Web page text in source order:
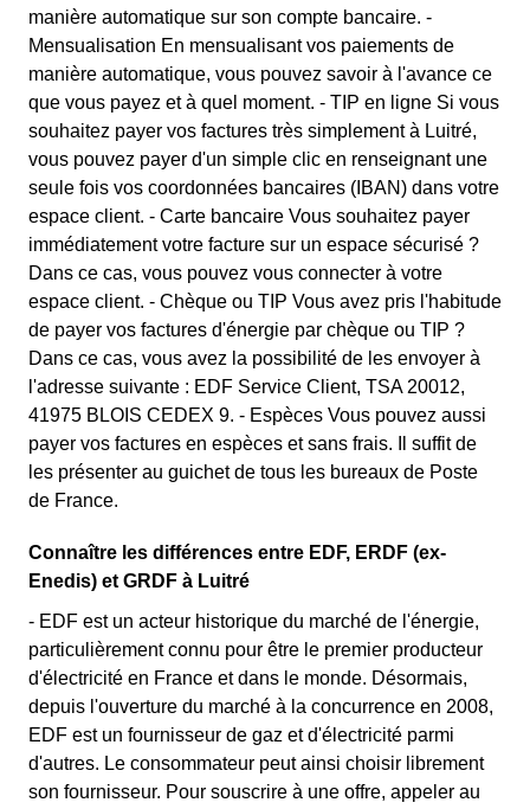
manière automatique sur son compte bancaire. -
Mensualisation En mensualisant vos paiements de
manière automatique, vous pouvez savoir à l'avance ce
que vous payez et à quel moment. - TIP en ligne Si vous
souhaitez payer vos factures très simplement à Luitré,
vous pouvez payer d'un simple clic en renseignant une
seule fois vos coordonnées bancaires (IBAN) dans votre
espace client. - Carte bancaire Vous souhaitez payer
immédiatement votre facture sur un espace sécurisé ?
Dans ce cas, vous pouvez vous connecter à votre
espace client. - Chèque ou TIP Vous avez pris l'habitude
de payer vos factures d'énergie par chèque ou TIP ?
Dans ce cas, vous avez la possibilité de les envoyer à
l'adresse suivante : EDF Service Client, TSA 20012,
41975 BLOIS CEDEX 9. - Espèces Vous pouvez aussi
payer vos factures en espèces et sans frais. Il suffit de
les présenter au guichet de tous les bureaux de Poste
de France.
Connaître les différences entre EDF, ERDF (ex-
Enedis) et GRDF à Luitré
- EDF est un acteur historique du marché de l'énergie,
particulièrement connu pour être le premier producteur
d'électricité en France et dans le monde. Désormais,
depuis l'ouverture du marché à la concurrence en 2008,
EDF est un fournisseur de gaz et d'électricité parmi
d'autres. Le consommateur peut ainsi choisir librement
son fournisseur. Pour souscrire à une offre, appeler au